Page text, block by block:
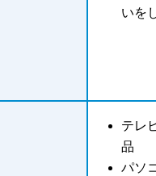
いを
テレ
品
パソ